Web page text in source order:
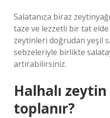
Salatanıza biraz
taze ve lezzetli bir tat elde
zeytinleri doğrudan yeşil
sebzeleriyle birlikte
artırabilirsiniz.
Halhalı
toplanır?